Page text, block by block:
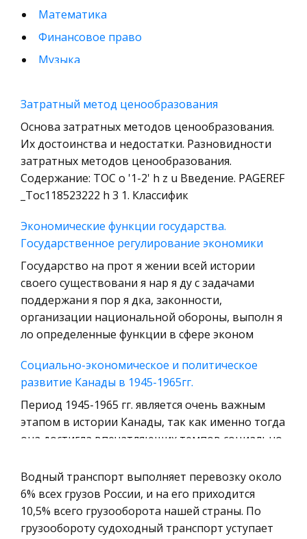
Математика
Финансовое право
Музыка
кредитные отношения
Конституционное (государственное) право
зарубежных стран
Муниципальное право России
Радиоэлектроника
Физкультура и Спорт
История отечественного государства и
права
Технология
Уголовное право
Охрана природы, Экология,
Военная кафедра
Социология
Страховое право
Экономика и Финансы
Химия
Металлургия
Затратный метод ценообразования
Основа затратных методов ценообразования.
Их достоинства и недостатки. Разновидности
затратных методов ценообразования.
Содержание: TOC o '1-2' h z u Введение. PAGEREF
_Toc118523222 h 3 1. Классифик
Экономические функции государства.
Государственное регулирование экономики
Государство на прот я жении всей истории
своего существовани я нар я ду с задачами
поддержани я пор я дка, законности,
организации национальной обороны, выполн я
ло определенные функции в сфере эконом
Социально-экономическое и политическое
развитие Канады в 1945-1965гг.
Период 1945-1965 гг. является очень важным
этапом в истории Канады, так как именно тогда
она достигла впечатляющих темпов социально-
ряду внешних и внутренних ф
Моё отношение к "Слову о полку Игореве"
Создатель “Слова о полку Игореве” написал
Водный транспорт выполняет перевозку около
6% всех грузов России, и на его приходится
10,5% всего грузооборота нашей страны. По
грузообороту судоходный транспорт уступает